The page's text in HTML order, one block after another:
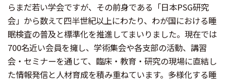
らまだ若い学会ですが、その前身である「日本PSG研究
会」から数えて四半世紀以上にわたり、わが国における睡
眠検査の普及と標準化を推進してまいりました。現在では
700名近い会員を擁し、学術集会や各支部の活動、講習
会・セミナーを通じて、臨床・教育・研究の現場に直結し
た情報発信と人材育成を積み重ねています。多様化する睡